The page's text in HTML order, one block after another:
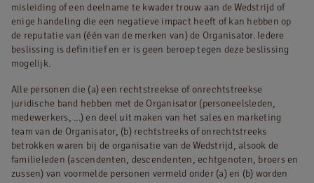
misleiding of een deelname te kwader trouw aan de Wedstrijd of
enige handeling die een negatieve impact heeft of kan hebben op
de reputatie van (één van de merken van) de Organisator. Iedere
beslissing is definitief en er is geen beroep tegen deze beslissing
mogelijk.
Alle personen die (a) een rechtstreekse of onrechtstreekse
juridische band hebben met de Organisator (personeelsleden,
medewerkers, ...) en deel uit maken van het sales en marketing
team van de Organisator, (b) rechtstreeks of onrechtstreeks
betrokken waren bij de organisatie van de Wedstrijd, alsook de
familieleden (ascendenten, descendenten, echtgenoten, broers en
zussen) van voormelde personen vermeld onder (a) en (b) worden